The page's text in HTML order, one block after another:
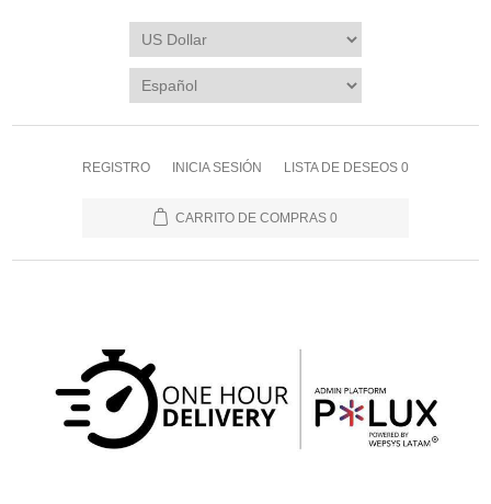
REGISTRO INICIA SESIÓN LISTA DE DESEOS 0
CARRITO DE COMPRAS 0